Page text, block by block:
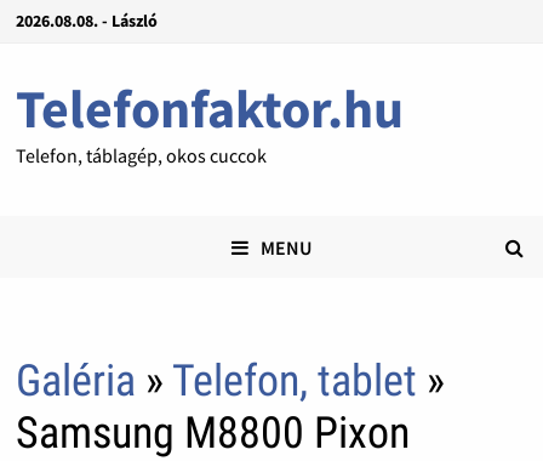
2026.08.08. - László
Telefonfaktor.hu
Telefon, táblagép, okos cuccok
MENU
Galéria » Telefon, tablet »
Samsung M8800 Pixon